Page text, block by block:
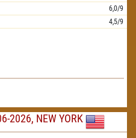
6,0/9
4,5/9
2026, NEW YORK